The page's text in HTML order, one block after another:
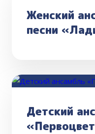
Женский
песни
Детский